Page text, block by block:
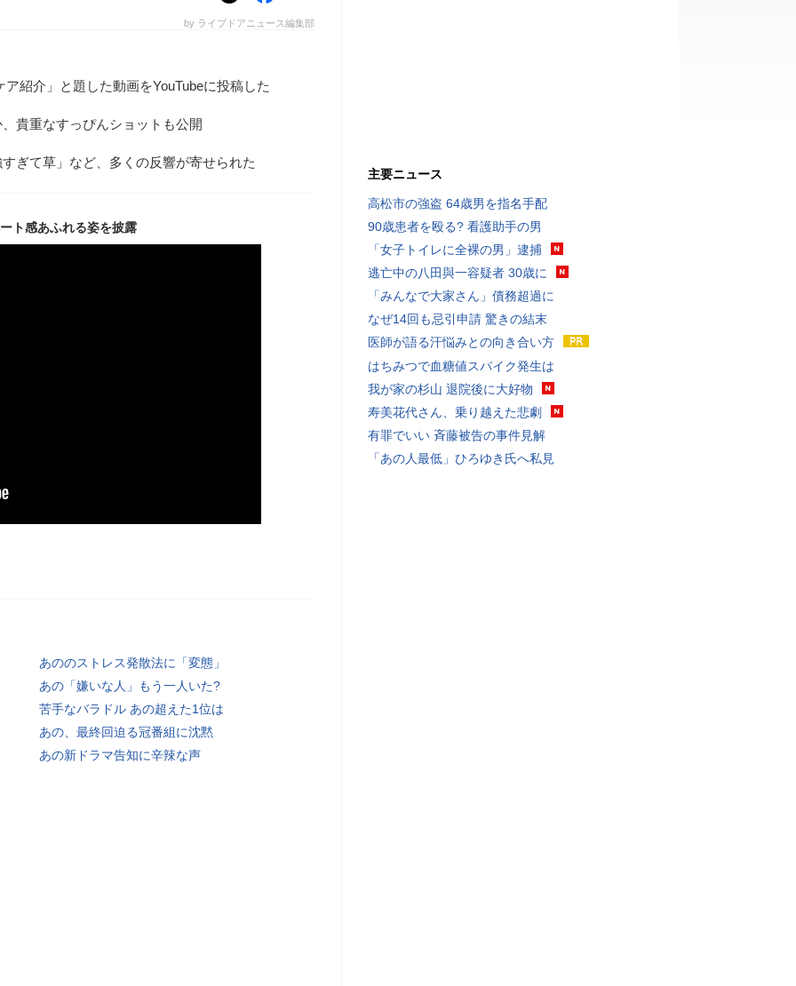
by ライブドアニュース編集部
紹介」と題した動画をYouTubeに投稿した
貴重なすっぴんショットも公開
ぎて草」など、多くの反響が寄せられた
ト感あふれる姿を披露
あののストレス発散法に「変態」
あの「嫌いな人」もう一人いた?
苦手なバラドル あの超えた1位は
あの、最終回迫る冠番組に沈黙
あの新ドラマ告知に辛辣な声
主要ニュース
高松市の強盗 64歳男を指名手配
90歳患者を殴る? 看護助手の男
「女子トイレに全裸の男」逮捕
逃亡中の八田與一容疑者 30歳に
「みんなで大家さん」債務超過に
なぜ14回も忌引申請 驚きの結末
医師が語る汗悩みとの向き合い方
はちみつで血糖値スパイク発生は
我が家の杉山 退院後に大好物
寿美花代さん、乗り越えた悲劇
有罪でいい 斉藤被告の事件見解
「あの人最低」ひろゆき氏へ私見